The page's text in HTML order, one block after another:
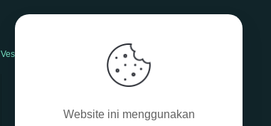
Vesti bulum
Class aptent taciti sociosqu
Website ini menggunakan